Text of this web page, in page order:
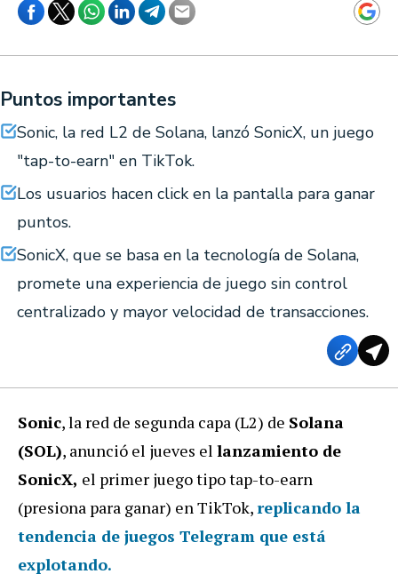
Puntos importantes
Sonic, la red L2 de Solana, lanzó SonicX, un juego
"tap-to-earn" en TikTok.
Los usuarios hacen click en la pantalla para ganar
puntos.
SonicX, que se basa en la tecnología de Solana,
promete una experiencia de juego sin control
centralizado y mayor velocidad de transacciones.
Sonic, la red de segunda capa (L2) de Solana
(SOL), anunció el jueves el lanzamiento de
SonicX, el primer juego tipo tap-to-earn
(presiona para ganar) en TikTok,replicando la
tendencia de juegos Telegram que está
explotando.